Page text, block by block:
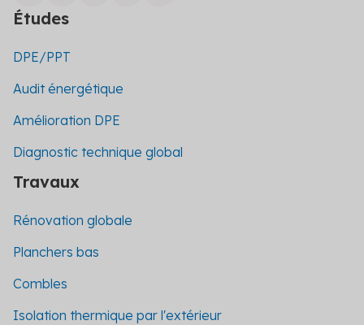
Études
DPE/PPT
Audit énergétique
Amélioration DPE
Diagnostic technique global
Travaux
Rénovation globale
Planchers bas
Combles
Isolation thermique par l'extérieur